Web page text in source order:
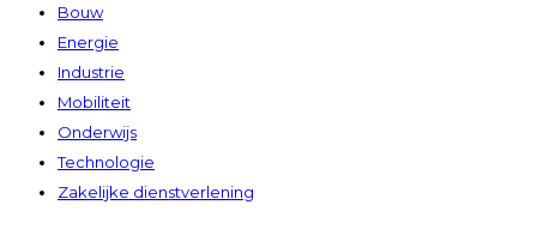
Bouw
Energie
Industrie
Mobiliteit
Onderwijs
Technologie
Zakelijke dienstverlening